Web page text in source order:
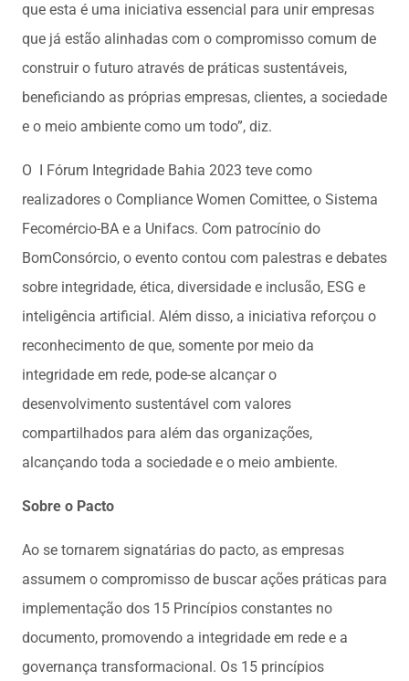
que esta é uma iniciativa essencial para unir empresas
que já estão alinhadas com o compromisso comum de
construir o futuro através de práticas sustentáveis,
beneficiando as próprias empresas, clientes, a sociedade
e o meio ambiente como um todo”, diz.
O I Fórum Integridade Bahia 2023 teve como
realizadores o Compliance Women Comittee, o Sistema
Fecomércio-BA e a Unifacs. Com patrocínio do
BomConsórcio, o evento contou com palestras e debates
sobre integridade, ética, diversidade e inclusão, ESG e
inteligência artificial. Além disso, a iniciativa reforçou o
reconhecimento de que, somente por meio da
integridade em rede, pode-se alcançar o
desenvolvimento sustentável com valores
compartilhados para além das organizações,
alcançando toda a sociedade e o meio ambiente.
Sobre o Pacto
Ao se tornarem signatárias do pacto, as empresas
assumem o compromisso de buscar ações práticas para
implementação dos 15 Princípios constantes no
documento, promovendo a integridade em rede e a
governança transformacional. Os 15 princípios